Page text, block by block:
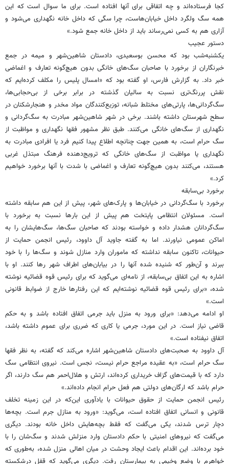
کجا فرستاده‌اند و چه اتفاقی برای آنها افتاده است. برای ما سوال است که این
همه سگ ولگرد داخل خیابان‌هاست، چرا سگی که داخل خانه نگهداری می‌شود و
آزاری هم به کسی نمی‌رساند باید از داخل خانه جمع شود.»
دستور عجیب
یکشنبه‌شب بود که محسن بوسعیدی، دادستان شاهین‌شهر و میمه در جمع
خبرنگاران از برخورد با صاحبان سگ‌های خانگی بدون هیچ‌گونه تعارف و اغماضی
خبر داد. به گزارش فارس، او گفته بود که «امسال پلیس را مکلف کرده‌ایم که
نقش پررنگ‌تری نسبت به سالیان گذشته در برابر برخی از بی‌حجابی‌ها،
سگ‌گردانی‌ها، پارتی‌های مختلط شبانه، توزیع‌کنندگان مواد مخدر و هنجار‌شکنان در
سطح شهرستان داشته باشند. برخی در شهر شاهین‌شهر مبادرت به سگ‌گردانی و
نگهداری از سگ‌های خانگی می‌کنند. طبق نظر مشهور فقها نگهداری و مواظبت از
سگ حرام است، به همین جهت چنانچه اطلاع پیدا کنیم فرد یا افرادی مبادرت به
نگهداری یا مواظبت از سگ‌های خانگی که ترویج‌دهنده فرهنگ مبتذل غربی
هستند، می‌کنند بدون هیچ‌گونه تعارف و اغماضی با شدت با آنها برخورد خواهیم
کرد.»
برخورد بی‌سابقه
برخورد با سگ‌گردانی در خیابان‌ها و پارک‌های شهر، پیش از این هم سابقه داشته
است. مسئولان انتظامی پایتخت هم پیش از این بارها نسبت به برخورد با
سگ‌گردانان هشدار داده و خواسته بودند که صاحبان سگ‌ها، سگ‌هایشان را به
اماکن عمومی نیاورند. اما به گفته جاوید آل داوود، رئیس انجمن حمایت از
حیوانات، تاکنون سابقه نداشته که ماموران وارد منازل شوند و سگ‌ها را با خود
ببرند و آن‌طور که شنیده شده آنها را در بیابان‌های اطراف شهر رها کنند. او با
اشاره به این اتفاق بی‌سابقه، از نامه‌ای می‌گوید که برای رئیس قوه قضائیه نوشته
شده، «برای رئیس قوه قضائیه نوشته‌ایم که این رفتارها خارج از ضوابط قانونی
است.»
او ادامه می‌دهد: «برای ورود به منزل باید جرمی اتفاق افتاده باشد و به حکم
قاضی نیاز است. در این مورد، جرمی یا کاری که ضرری برای عموم داشته باشد،
اتفاق نیفتاده است.»
آل داوود به صحبت‌های دادستان شاهین‌شهر اشاره می‌کند که گفته، به نظر فقها
سگ حرام است، «به عقیده مراجع حرام نیست، نجس است. نیروی انتظامی سگ
دارد که با قیمت‌های گزاف خریداری کرده‌اند، ارتش و هلال‌احمر هم سگ دارند، اگر
حرام باشد که ارگان‌های دولتی هم فعل حرام انجام داده‌اند.»
رئیس انجمن حمایت از حقوق حیوانات با یادآوری این‌که در این زمینه تخلف
قانونی و انسانی اتفاق افتاده است، می‌گوید: «ورود به منازل جرم است. بچه‌ها
دچار ترس شدند، یکی می‌گفت که فقط بچه‌هایش داخل خانه بودند. دیگری
می‌گفت که نیروهای امنیتی با حکم دادستان وارد منزلش شدند و سگ‌شان را با
خود برده‌اند. این اقدام باعث ایجاد وحشت در میان اهالی منزل شده، به‌طوری که
خواهرم با وضع وخیمی به بیمارستان رفت. دیگری می‌گوید که قفل درشکسته